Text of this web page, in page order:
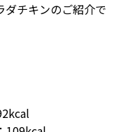
ダチキンのご紹介で